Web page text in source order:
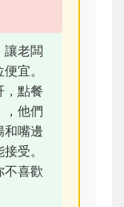
讓老闆
宜。
，點餐
，他們
和嘴邊
受。
不喜歡